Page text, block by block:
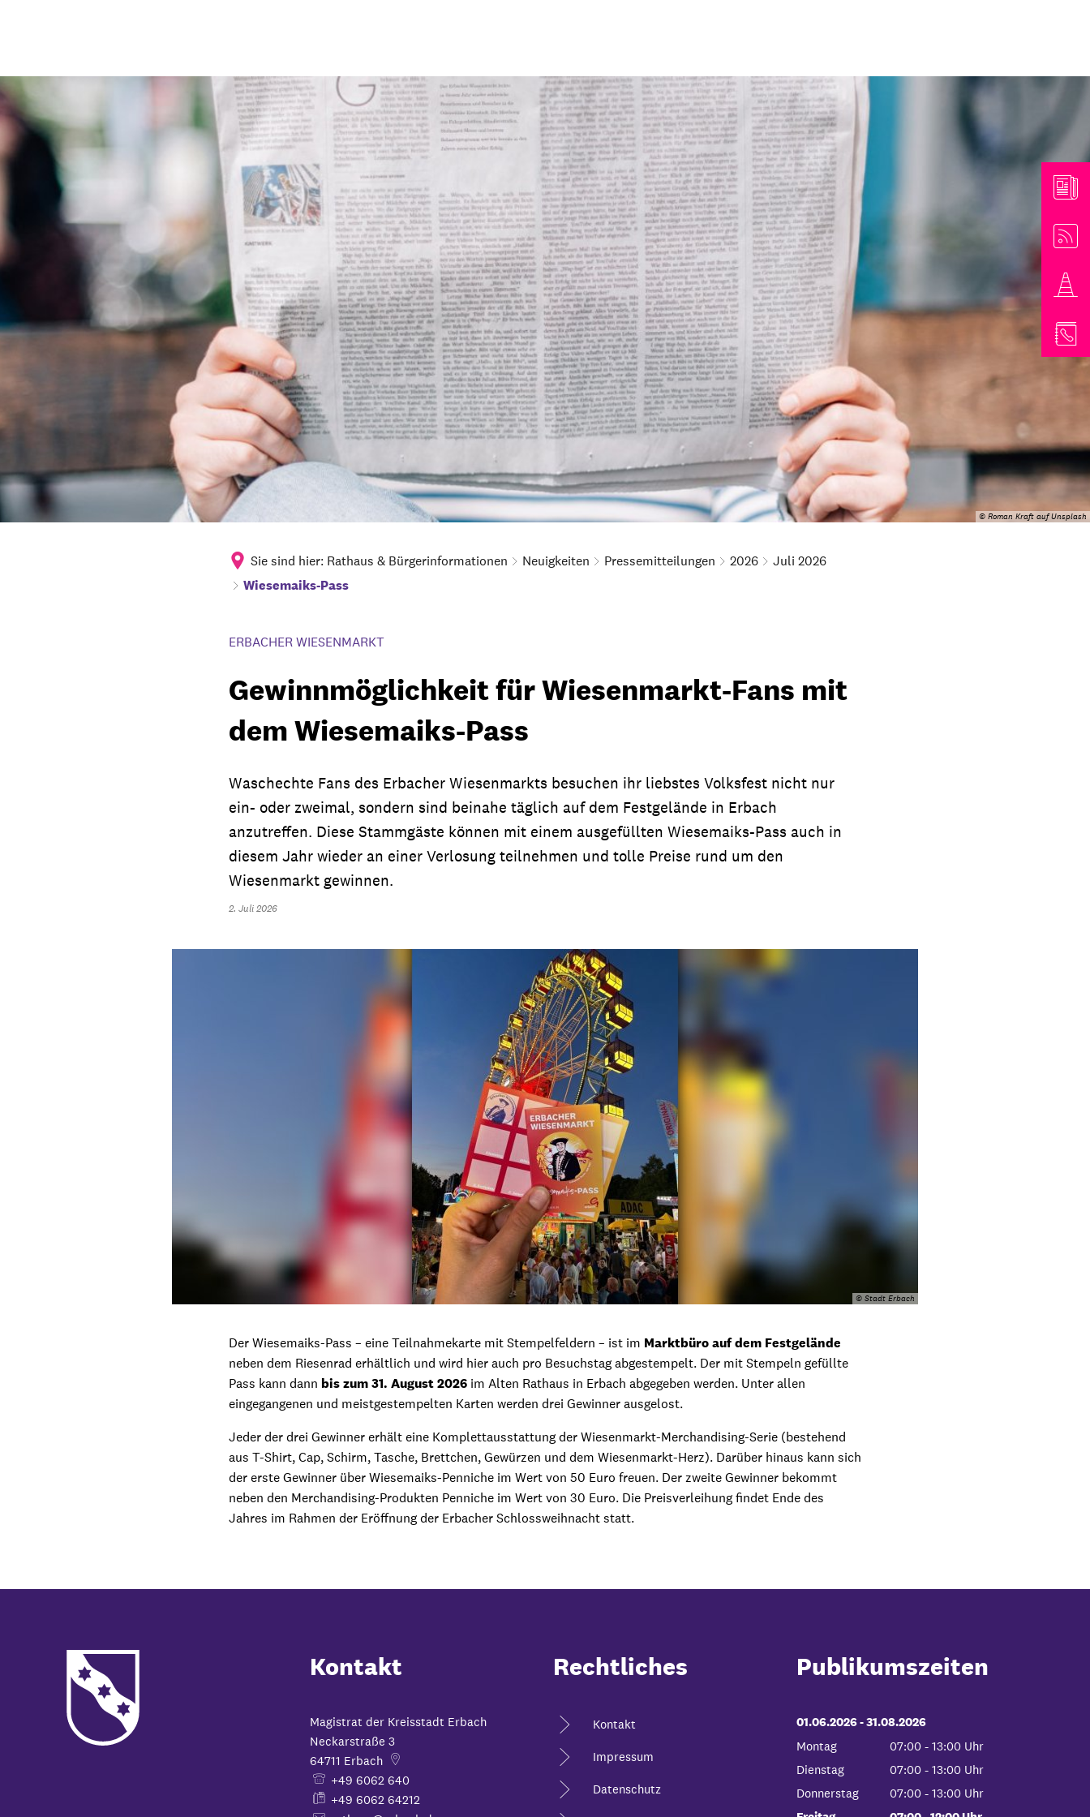
© Roman Kraft auf Unsplash
Sie sind hier: Rathaus & Bürgerinformationen Neuigkeiten Pressemitteilungen 2026 Juli 2026
Wiesemaiks-Pass
ERBACHER WIESENMARKT
Gewinnmöglichkeit für Wiesenmarkt-Fans mit
dem Wiesemaiks-Pass
Waschechte Fans des Erbacher Wiesenmarkts besuchen ihr liebstes Volksfest nicht nur
ein- oder zweimal, sondern sind beinahe täglich auf dem Festgelände in Erbach
anzutreffen. Diese Stammgäste können mit einem ausgefüllten Wiesemaiks-Pass auch in
diesem Jahr wieder an einer Verlosung teilnehmen und tolle Preise rund um den
Wiesenmarkt gewinnen.
2. Juli 2026
© Stadt Erbach
Der Wiesemaiks-Pass – eine Teilnahmekarte mit Stempelfeldern – ist im Marktbüro auf dem Festgelände
neben dem Riesenrad erhältlich und wird hier auch pro Besuchstag abgestempelt. Der mit Stempeln gefüllte
Pass kann dann bis zum 31. August 2026 im Alten Rathaus in Erbach abgegeben werden. Unter allen
eingegangenen und meistgestempelten Karten werden drei Gewinner ausgelost.
Jeder der drei Gewinner erhält eine Komplettausstattung der Wiesenmarkt-Merchandising-Serie (bestehend
aus T-Shirt, Cap, Schirm, Tasche, Brettchen, Gewürzen und dem Wiesenmarkt-Herz). Darüber hinaus kann sich
der erste Gewinner über Wiesemaiks-Penniche im Wert von 50 Euro freuen. Der zweite Gewinner bekommt
neben den Merchandising-Produkten Penniche im Wert von 30 Euro. Die Preisverleihung findet Ende des
Jahres im Rahmen der Eröffnung der Erbacher Schlossweihnacht statt.
Kontakt
Magistrat der Kreisstadt Erbach
Neckarstraße 3
64711 Erbach
+49 6062 640
+49 6062 64212
Rechtliches
Kontakt
Impressum
Datenschutz
Publikumszeiten
01.06.2026-bis
31.08.2026
Montag
07:00 - 13:00 Uhr
Von 07:00 bis 13:00 Uhr
Dienstag 07:00 - 13:00 Uhr
Von 07:00 bis 13:00 Uhr
Donnerstag 07:00 - 13:00 Uhr
Von 07:00 bis 13:00 Uhr